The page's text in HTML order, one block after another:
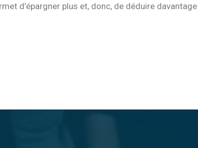
d’épargner plus et, donc, de déduire